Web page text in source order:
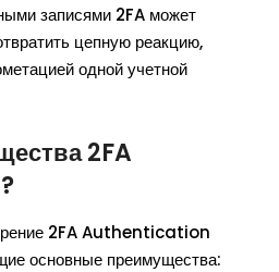
записями 2FA может
цепную реакцию,
одной учетной
2FA
2FA Authentication
основные преимущества: